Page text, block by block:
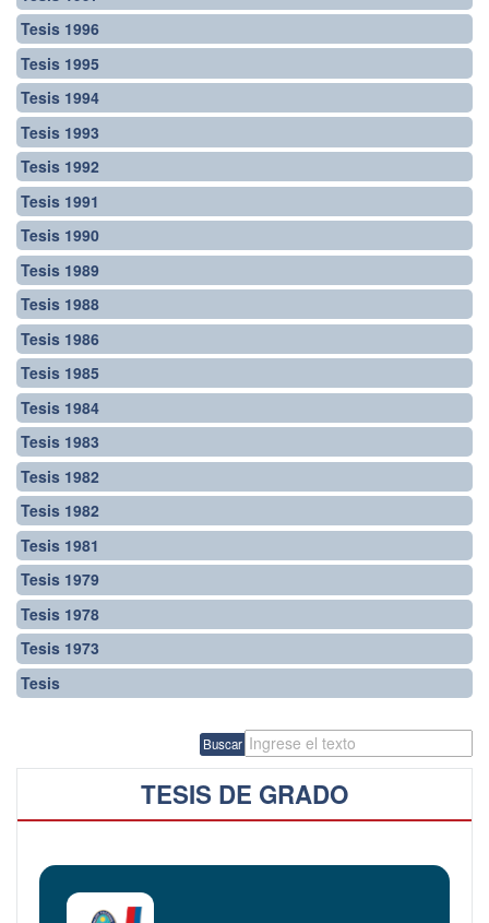
Tesis 1996
Tesis 1995
Tesis 1994
Tesis 1993
Tesis 1992
Tesis 1991
Tesis 1990
Tesis 1989
Tesis 1988
Tesis 1986
Tesis 1985
Tesis 1984
Tesis 1983
Tesis 1982
Tesis 1982
Tesis 1981
Tesis 1979
Tesis 1978
Tesis 1973
Tesis
Buscar
TESIS DE GRADO